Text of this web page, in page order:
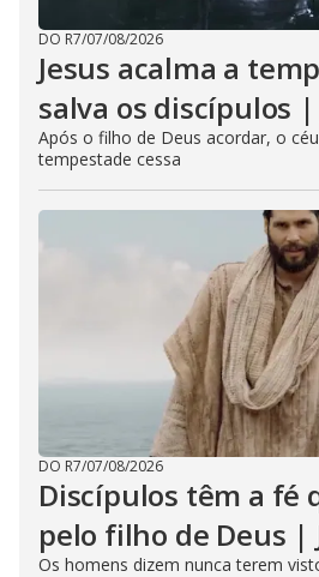
DO R7/07/08/2026
Jesus acalma a
salva os discípulos |
Após o filho de Deus acordar, o
tempestade cessa
DO R7/07/08/2026
Discípulos têm a fé
pelo filho de Deus |
Os homens dizem nunca terem